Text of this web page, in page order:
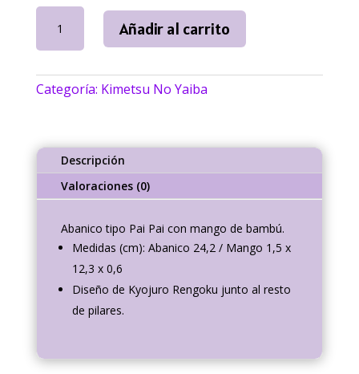
Rengoku
Kimetsu
|
NallyArt
cantidad
Añadir al carrito
Categoría: Kimetsu No Yaiba
Descripción
Valoraciones (0)
Abanico tipo Pai Pai con mango de bambú.
Medidas (cm): Abanico 24,2 / Mango 1,5 x
12,3 x 0,6
Diseño de Kyojuro Rengoku junto al resto
de pilares.